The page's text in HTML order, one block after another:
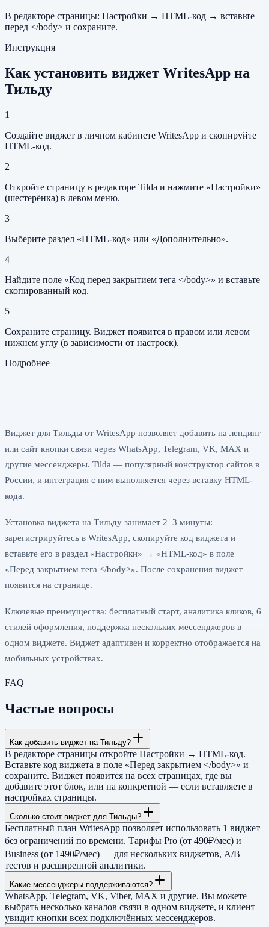
В редакторе страницы: Настройки → HTML-код → вставьте
перед </body> и сохраните.
Инструкция
Как установить виджет WritesApp на
Тильду
1
Создайте виджет в личном кабинете WritesApp и скопируйте
HTML-код.
2
Откройте страницу в редакторе Tilda и нажмите «Настройки»
(шестерёнка) в левом меню.
3
Выберите раздел «HTML-код» или «Дополнительно».
4
Найдите поле «Код перед закрытием тега </body>» и вставьте
скопированный код.
5
Сохраните страницу. Виджет появится в правом или левом
нижнем углу (в зависимости от настроек).
Подробнее
Виджет для Тильды от WritesApp позволяет добавить на лендинг
или сайт кнопки связи через WhatsApp, Telegram, VK, MAX и
другие мессенджеры. Tilda — популярный конструктор сайтов в
России, и интеграция с ним выполняется через вставку HTML-
кода.
Установка виджета на Тильду занимает 2–3 минуты:
зарегистрируйтесь в WritesApp, скопируйте код виджета и
вставьте его в раздел «Настройки» → «HTML-код» в поле
«Перед закрытием тега </body>». После сохранения виджет
появится на странице.
Ключевые преимущества: бесплатный старт, аналитика кликов, 6
стилей оформления, поддержка нескольких мессенджеров в
одном виджете. Виджет адаптивен и корректно отображается на
мобильных устройствах.
FAQ
Частые вопросы
Как добавить виджет на Тильду?
В редакторе страницы откройте Настройки → HTML-код.
Вставьте код виджета в поле «Перед закрытием </body>» и
сохраните. Виджет появится на всех страницах, где вы
добавите этот блок, или на конкретной — если вставляете в
настройках страницы.
Сколько стоит виджет для Тильды?
Бесплатный план WritesApp позволяет использовать 1 виджет
без ограничений по времени. Тарифы Pro (от 490₽/мес) и
Business (от 1490₽/мес) — для нескольких виджетов, A/B
тестов и расширенной аналитики.
Какие мессенджеры поддерживаются?
WhatsApp, Telegram, VK, Viber, MAX и другие. Вы можете
выбрать несколько каналов связи в одном виджете, и клиент
увидит кнопки всех подключённых мессенджеров.